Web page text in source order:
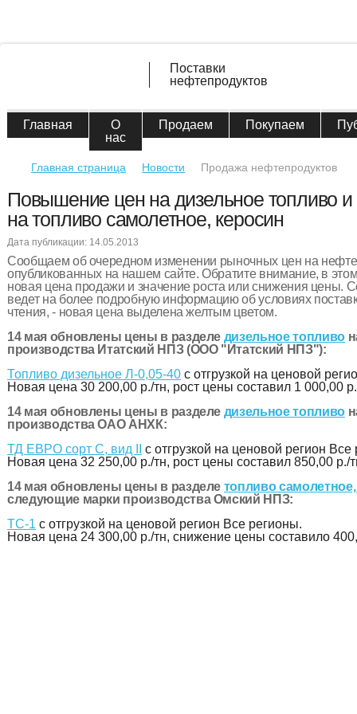
Поставки
нефтепродуктов
Главная
О
нас
Продаем Покупаем
Главная страница Новости Продажа нефтепродуктов
Повышение цен на дизельное топливо
на топливо самолетное, керосин
Дата публикации: 14.05.2013
Сообщаем об очередном изменении рыночных цен на
опубликованных на нашем сайте. Обратите внимание, в
новая цена продажи и значение роста или снижения цены.
ведет на более подробную информацию об условиях
чтения, - новая цена выделена желтым цветом.
14 мая обновлены цены в разделе дизельное топливо
производства Итатский НПЗ (ООО "Итатский НПЗ"):
Топливо дизельное Л-0,05-40 с отгрузкой на ценовой
Новая цена 30 200,00 р./тн, рост цены составил 1 000,00
14 мая обновлены цены в разделе дизельное топливо
производства ОАО АНХК:
ТД ЕВРО сорт С, вид II
с отгрузкой на ценовой регион Все
Новая цена 32 250,00 р./тн, рост цены составил 850,00 р./
14 мая обновлены цены в разделе топливо
следующие марки производства Омский НПЗ:
ТС-1 с отгрузкой на ценовой регион Все регионы.
Новая цена 24 300,00 р./тн, снижение цены составило